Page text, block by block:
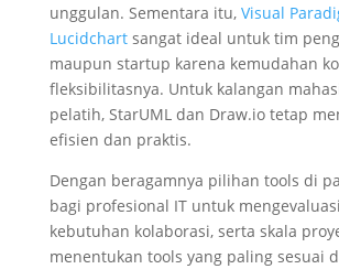
unggulan. Sementara itu, Visual
Lucidchart sangat ideal untuk tim
maupun startup karena kemudahan
fleksibilitasnya. Untuk kalangan
pelatih, StarUML dan Draw.io tetap
efisien dan praktis.
Dengan beragamnya pilihan tools di
bagi profesional IT untuk
kebutuhan kolaborasi, serta skala
menentukan tools yang paling sesuai